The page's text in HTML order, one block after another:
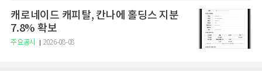
캐로네이드 캐피탈, 칸나에 홀딩스 지분
7.8% 확보
주요공시 2026-08-08